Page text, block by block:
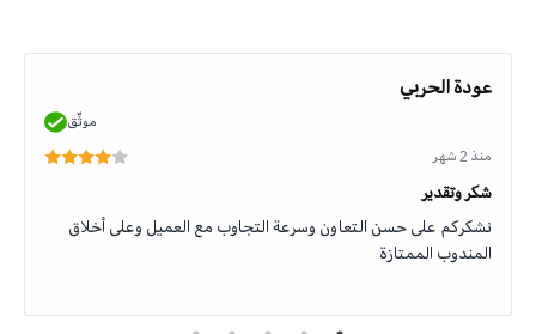
عودة الحربي
موثّق
منذ 2 شهر
شكر وتقدير
نشكركم على حسن التعاون وسرعة التجاوب مع العميل وعلى أخلاق
المندوب الممتازة